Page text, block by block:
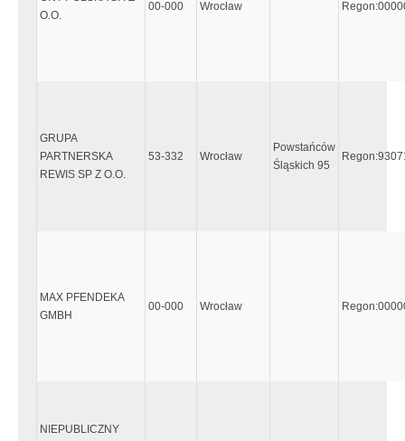
O.O.
00-000 Wrocław
GRUPA
PARTNERSKA
REWIS SP Z O.O.
53-332 Wrocław
Powstańców
Śląskich 95
MAX PFENDEKA
GMBH
00-000 Wrocław
NIEPUBLICZNY